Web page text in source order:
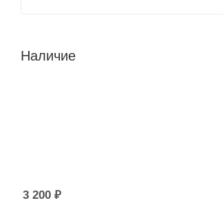
Наличие
3 200 ₽